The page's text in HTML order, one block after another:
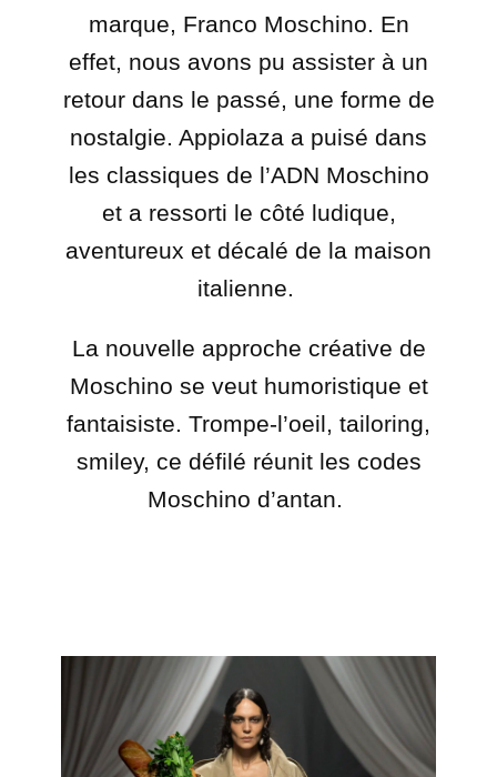
marque, Franco Moschino. En
effet, nous avons pu assister à un
retour dans le passé, une forme de
nostalgie. Appiolaza a puisé dans
les classiques de l’ADN Moschino
et a ressorti le côté ludique,
aventureux et décalé de la maison
italienne.
La nouvelle approche créative de
Moschino se veut humoristique et
fantaisiste. Trompe-l’oeil, tailoring,
smiley, ce défilé réunit les codes
Moschino d’antan.